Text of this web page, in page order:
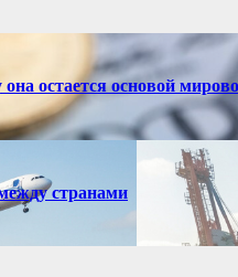
остается основой
странами